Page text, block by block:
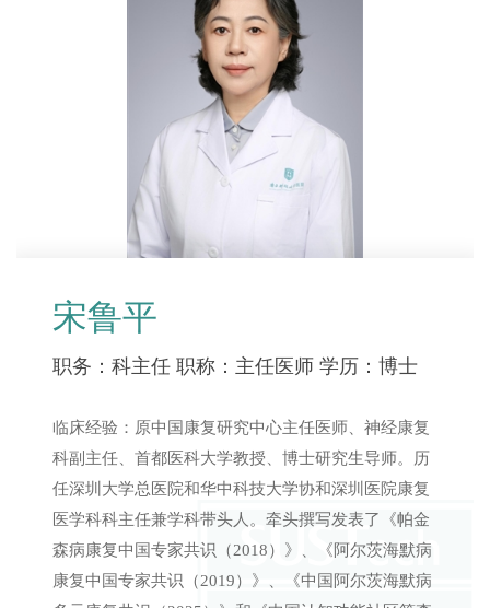
宋鲁平
职务：科主任职称：主任医师学历：博士
临床经验：原中国康复研究中心主任医师、神经康复
科副主任、首都医科大学教授、博士研究生导师。历
任深圳大学总医院和华中科技大学协和深圳医院康复
医学科科主任兼学科带头人。牵头撰写发表了《帕金
森病康复中国专家共识（2018）》、《阿尔茨海默病
康复中国专家共识（2019）》、《中国阿尔茨海默病